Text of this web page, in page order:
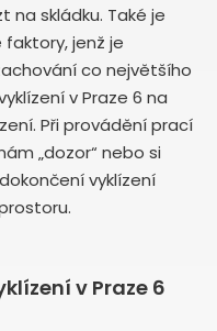
na skládku. Také je
jenž je
co největšího
v Praze 6 na
Při provádění prací
„dozor“ nebo si
vyklízení
v Praze 6